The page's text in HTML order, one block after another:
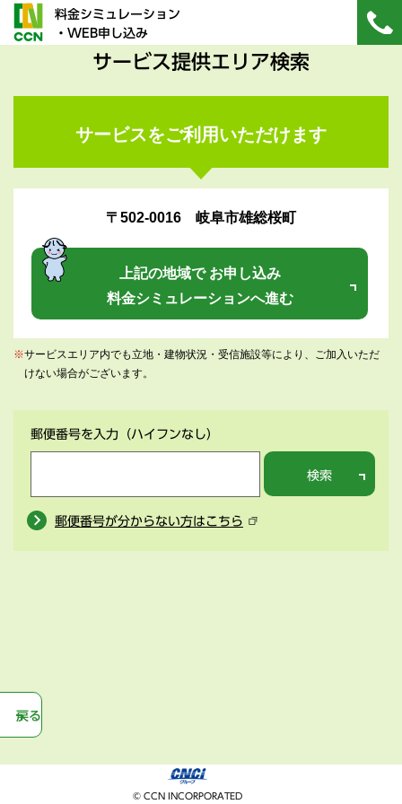
料金シミュレーション
・WEB申し込み
サービス提供エリア検索
サービスをご利用いただけます
〒502-0016 岐阜市雄総桜町
上記の地域で お申し込み
料金シミュレーションへ進む
※サービスエリア内でも立地・建物状況・受信施設等により、ご加入いただ
けない場合がございます。
郵便番号を入力 （ハイフンなし）
検索
郵便番号が分からない方はこちら
戻る
© CCN INCORPORATED